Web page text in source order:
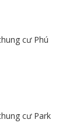
cư Phú
cư Park